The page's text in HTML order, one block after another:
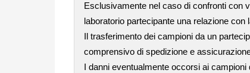
Esclusivamente nel caso di confronti con
laboratorio partecipante una relazione
Il trasferimento dei campioni da un
comprensivo di spedizione e
I danni eventualmente occorsi ai